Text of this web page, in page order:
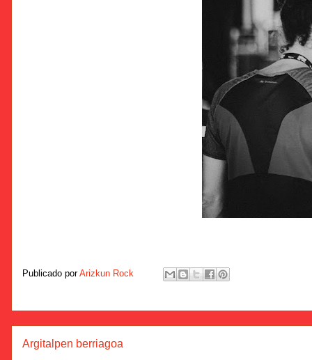
Publicado porArizkun Rock
Argitalpen berriagoa